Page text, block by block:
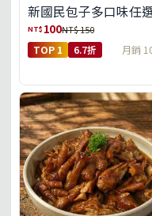
新國民包子多口味任
NT$ 100NT$ 150
TOP 1 6.7折 月銷